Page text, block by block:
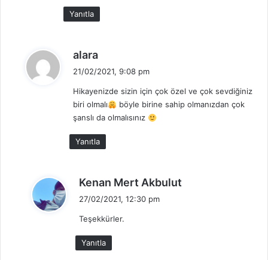
Yanıtla
alara
e
i
k
i
:
21/02/2021, 9:08 pm
Hikayenizde sizin için çok özel ve çok sevdiğiniz
biri olmalı
böyle birine sahip olmanızdan çok
şanslı da olmalısınız
Yanıtla
Kenan Mert Akbulut
27/02/2021, 12:30 pm
Teşekkürler.
Yanıtla